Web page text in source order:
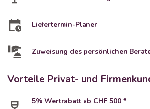
Liefertermin-Planer
Zuweisung des persönlichen
Vorteile Privat- und
5% Wertrabatt ab CHF 500 *